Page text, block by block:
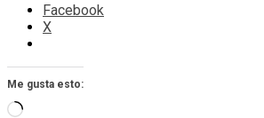
Facebook
X
Me gusta esto:
Cargando...